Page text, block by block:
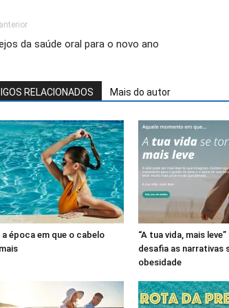
da saúde oral para o novo ano
RELACIONADOS Mais do autor
a época em que o cabelo
“A tua vida, mais
desafia as narrativas
obesidade